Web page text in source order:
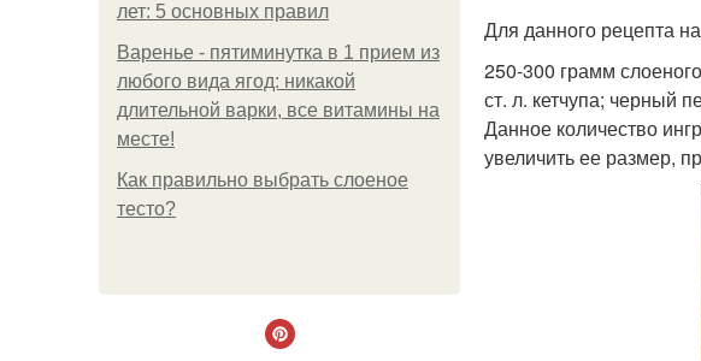
лет: 5 основных правил
Варенье - пятиминутка в 1 прием из
любого вида ягод: никакой
длительной варки, все витамины на
месте!
Как правильно выбрать слоеное
тесто?
Для данного рецепта
250-300 грамм
ст. л. кетчупа; черный
Данное количество
увеличить ее размер,